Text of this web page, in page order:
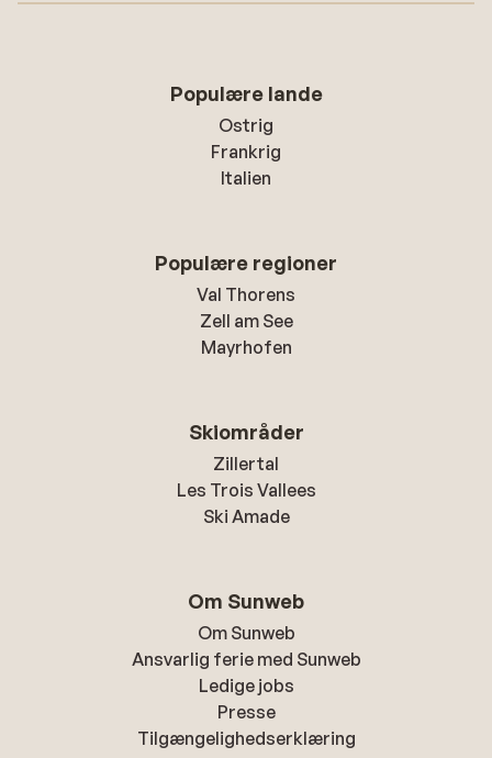
Populære lande
Ostrig
Frankrig
Italien
Populære regioner
Val Thorens
Zell am See
Mayrhofen
Skiområder
Zillertal
Les Trois Vallees
Ski Amade
Om Sunweb
Om Sunweb
Ansvarlig ferie med Sunweb
Ledige jobs
Presse
Tilgængelighedserklæring